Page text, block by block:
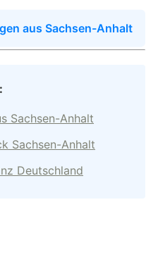
aus Sachsen-Anhalt
Sachsen-Anhalt
Sachsen-Anhalt
Deutschland